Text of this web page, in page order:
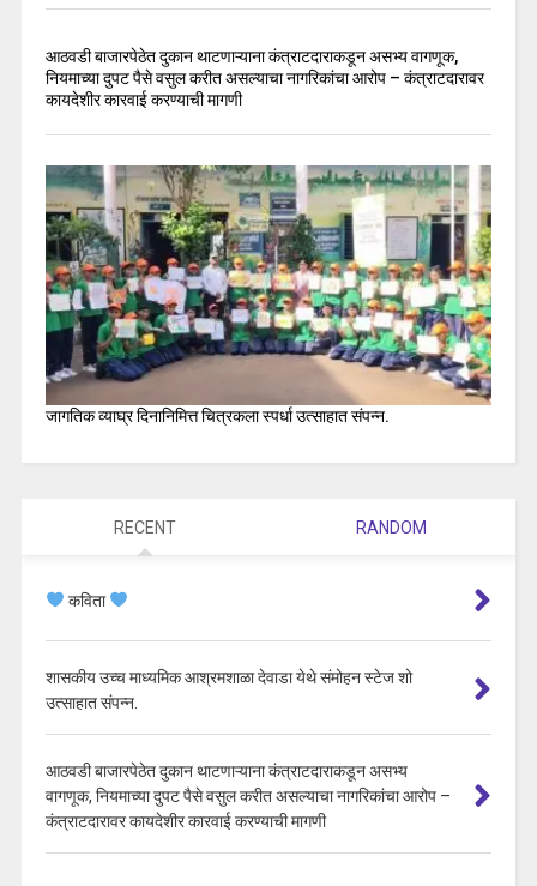
आठवडी बाजारपेठेत दुकान थाटणाऱ्याना कंत्राटदाराकडून असभ्य वागणूक,
नियमाच्या दुपट पैसे वसुल करीत असल्याचा नागरिकांचा आरोप – कंत्राटदारावर
कायदेशीर कारवाई करण्याची मागणी
जागतिक व्याघ्र दिनानिमित्त चित्रकला स्पर्धा उत्साहात संपन्न.
RECENT RANDOM
कविता
शासकीय उच्च माध्यमिक आश्रमशाळा देवाडा येथे संमोहन स्टेज शो
उत्साहात संपन्न.
आठवडी बाजारपेठेत दुकान थाटणाऱ्याना कंत्राटदाराकडून असभ्य
वागणूक, नियमाच्या दुपट पैसे वसुल करीत असल्याचा नागरिकांचा आरोप –
कंत्राटदारावर कायदेशीर कारवाई करण्याची मागणी